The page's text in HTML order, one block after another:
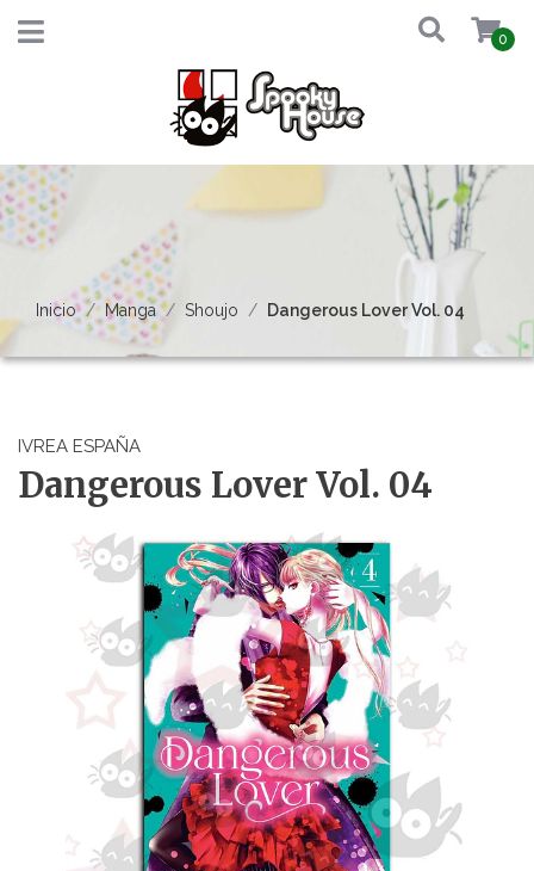
0
Inicio Manga Shoujo Dangerous Lover Vol. 04
IVREA ESPAÑA
Dangerous Lover Vol. 04